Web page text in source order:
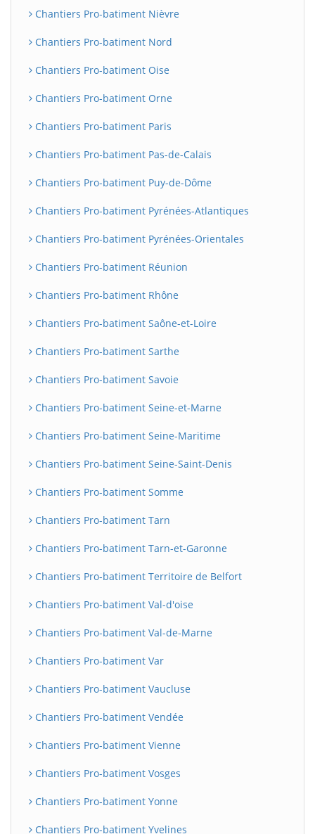
Chantiers Pro-batiment Nièvre
Chantiers Pro-batiment Nord
Chantiers Pro-batiment Oise
Chantiers Pro-batiment Orne
Chantiers Pro-batiment Paris
Chantiers Pro-batiment Pas-de-Calais
Chantiers Pro-batiment Puy-de-Dôme
Chantiers Pro-batiment Pyrénées-Atlantiques
Chantiers Pro-batiment Pyrénées-Orientales
Chantiers Pro-batiment Réunion
Chantiers Pro-batiment Rhône
Chantiers Pro-batiment Saône-et-Loire
Chantiers Pro-batiment Sarthe
Chantiers Pro-batiment Savoie
Chantiers Pro-batiment Seine-et-Marne
Chantiers Pro-batiment Seine-Maritime
Chantiers Pro-batiment Seine-Saint-Denis
Chantiers Pro-batiment Somme
Chantiers Pro-batiment Tarn
Chantiers Pro-batiment Tarn-et-Garonne
Chantiers Pro-batiment Territoire de Belfort
Chantiers Pro-batiment Val-d'oise
Chantiers Pro-batiment Val-de-Marne
Chantiers Pro-batiment Var
Chantiers Pro-batiment Vaucluse
Chantiers Pro-batiment Vendée
Chantiers Pro-batiment Vienne
Chantiers Pro-batiment Vosges
Chantiers Pro-batiment Yonne
Chantiers Pro-batiment Yvelines